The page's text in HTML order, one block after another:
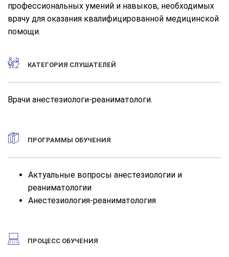
профессиональных умений и навыков, необходимых
врачу для оказания квалифицированной медицинской
помощи.
КАТЕГОРИЯ СЛУШАТЕЛЕЙ
Врачи анестезиологи-реаниматологи.
ПРОГРАММЫ ОБУЧЕНИЯ
Актуальные вопросы анестезиологии и
реаниматологии
Анестезиология-реаниматология
ПРОЦЕСС ОБУЧЕНИЯ